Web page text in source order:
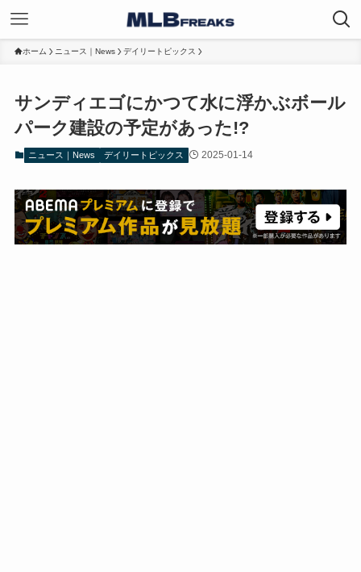
ホーム ニュース｜News デイリートピックス
サンディエゴにかつて水に浮かぶボール
パーク建設の予定があった!?
ニュース｜News デイリートピックス 2025-01-14